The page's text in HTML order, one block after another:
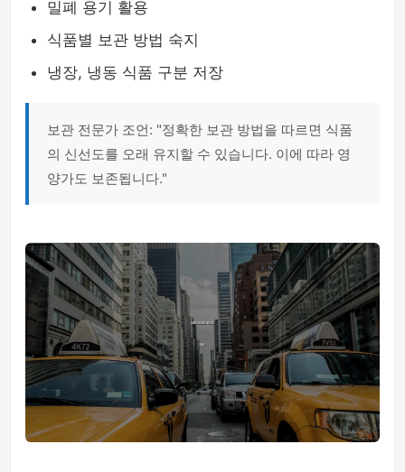
밀폐 용기 활용
식품별 보관 방법 숙지
냉장, 냉동 식품 구분 저장
보관 전문가 조언: "정확한 보관 방법을 따르면 식품
의 신선도를 오래 유지할 수 있습니다. 이에 따라 영
양가도 보존됩니다."